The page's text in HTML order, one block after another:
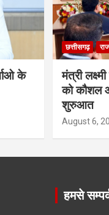
के
छत्तीसगढ़
मंत्री
को कौशल
शुरुआत
August 6,
हमसे